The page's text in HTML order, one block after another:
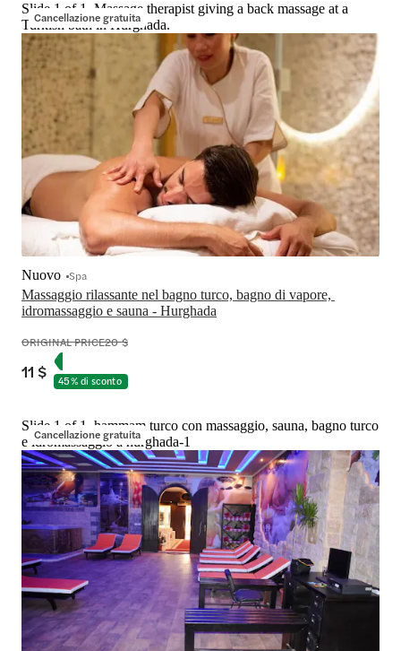
Cancellazione gratuita
Slide 1 of 1, Massage therapist giving a back massage at a
Turkish bath in Hurghada.
Massaggio rilassante nel bagno turco, bagno di vapore,
idromassaggio e sauna - Hurghada
Nuovo Spa
ORIGINAL PRICE20 $
11 $ 45% di sconto
Cancellazione gratuita
Slide 1 of 1, hammam turco con massaggio, sauna, bagno turco
e idromassaggio a hurghada-1